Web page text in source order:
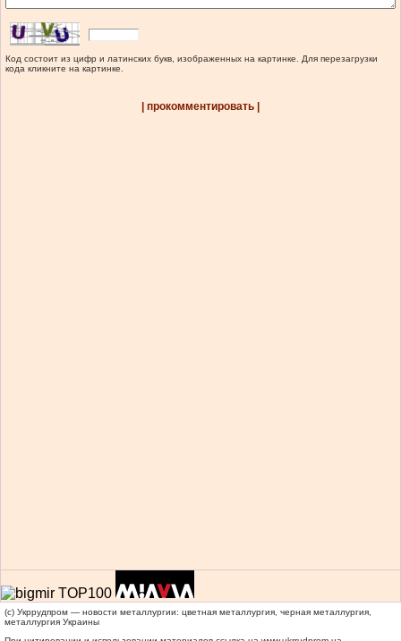
Код состоит из цифр и латинских букв, изображенных на картинке. Для перезагрузки
кода кликните на картинке.
| прокомментировать |
(c) Укррудпром — новости металлургии: цветная металлургия, черная металлургия,
металлургия Украины